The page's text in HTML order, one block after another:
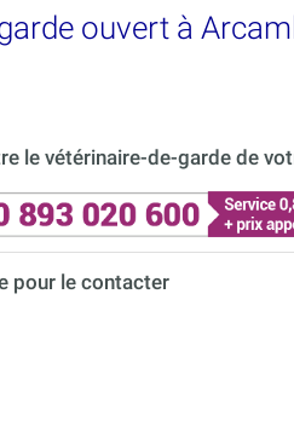
ouvert à
le vétérinaire-de-garde de
pour le contacter